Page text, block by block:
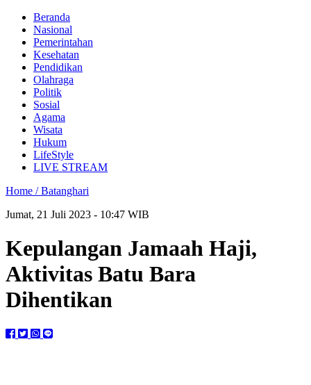
Beranda
Nasional
Pemerintahan
Kesehatan
Pendidikan
Olahraga
Politik
Sosial
Agama
Wisata
Hukum
LifeStyle
LIVE STREAM
Home /Batanghari
Jumat, 21 Juli 2023 - 10:47 WIB
Kepulangan Jamaah Haji,
Aktivitas Batu Bara
Dihentikan